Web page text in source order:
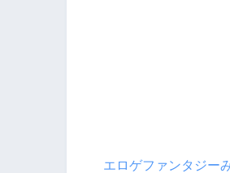
エロゲファンタジー